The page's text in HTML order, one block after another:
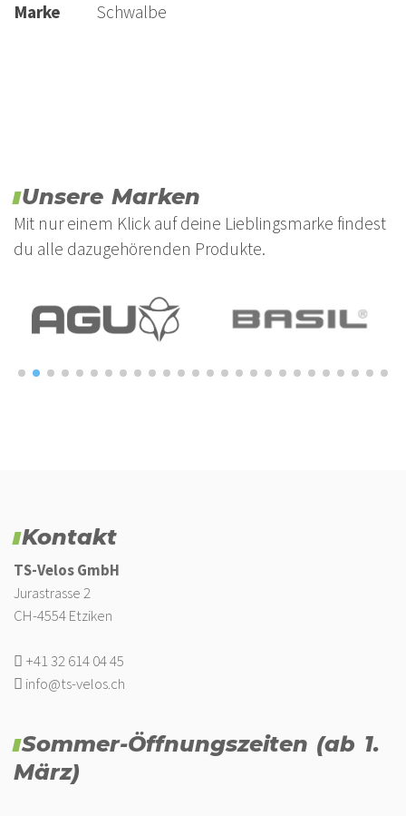
Marke
Schwalbe
Unsere Marken
Mit nur einem Klick auf deine Lieblingsmarke findest
du alle dazugehörenden Produkte.
Kontakt
TS-Velos GmbH
Jurastrasse 2
CH-4554 Etziken
+41 32 614 04 45
info@ts-velos.ch
Sommer-Öffnungszeiten (ab 1.
März)